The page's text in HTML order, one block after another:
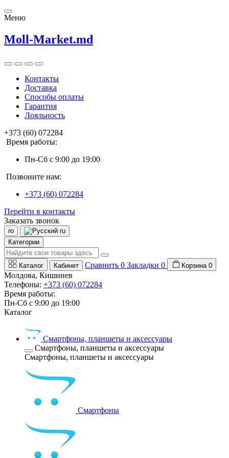
Меню
Moll-Market.md
Контакты
Доставка
Способы оплаты
Гарантия
Лояльность
+373 (60) 072284
Время работы:
Пн-Сб с 9:00 до 19:00
Позвоните нам:
+373 (60) 072284
Перейти в контакты
Заказать звонок
ro
ru
Категории
Каталог Кабинет Сравнить 0 Закладки 0 Корзина 0
Молдова, Кишинев
Телефоны: +373 (60) 072284
Время работы:
Пн-Сб с 9:00 до 19:00
Каталог
Смартфоны, планшеты и аксессуары
Смартфоны, планшеты и аксессуары
Смартфоны, планшеты и аксессуары
Смартфоны